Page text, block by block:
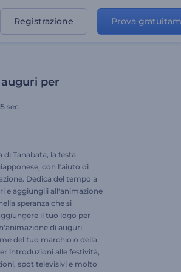
Registrazione Prova
per
sec
di Tanabata, la festa
con l'aiuto di
Dedica del tempo a
e aggiungili all'animazione
speranza che si
il tuo logo per
di auguri
del tuo marchio o della
introduzioni alle festività,
spot televisivi e molto